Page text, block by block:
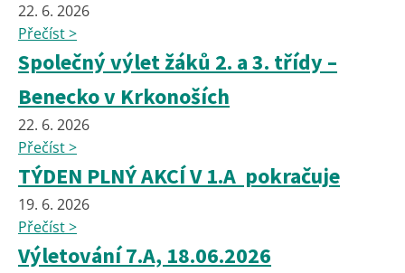
22. 6. 2026
Přečíst >
Společný výlet žáků 2. a 3. třídy –
Benecko v Krkonoších
22. 6. 2026
Přečíst >
TÝDEN PLNÝ AKCÍ V 1.A pokračuje
19. 6. 2026
Přečíst >
Výletování 7.A, 18.06.2026